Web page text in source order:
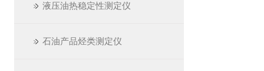
液压油热稳定性测定仪
石油产品烃类测定仪